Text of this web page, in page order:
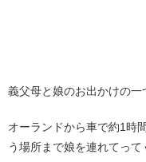
義父母と娘のお出かけの一
オーランドから車で約1時
う場所まで娘を連れてって